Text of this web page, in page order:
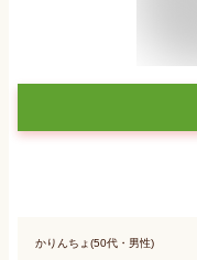
かりんちょ(50代・男性)